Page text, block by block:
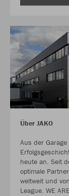
Über JAKO
Aus der
heute an. Seit
optimale
weltweit und
League. WE